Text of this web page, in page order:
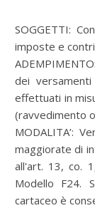
SOGGETTI: Contribuenti tenuti al versamento unitario di
imposte e
dei
effettuati in
(ravvedimento
MODALITA’:
maggiorate di
all'art. 13, co.
Modello F24.
cartaceo è